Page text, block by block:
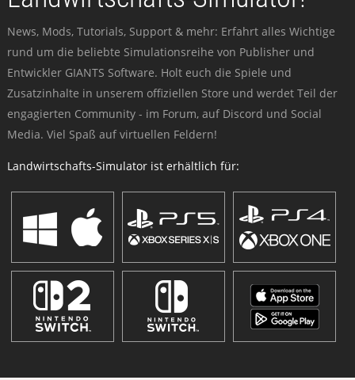
News, Mods, Tutorials, Support & mehr: Erfahrt alles Wichtige
rund um die beliebte Simulationsreihe von Publisher und
Entwickler GIANTS Software. Holt euch die Spiele und
Zusatzinhalte in unserem offiziellen Store und werdet Teil der
engagierten Community - im Forum, auf Discord und Social
Media. Viel Spaß auf virtuellen Feldern!
Landwirtschafts-Simulator ist erhältlich für: